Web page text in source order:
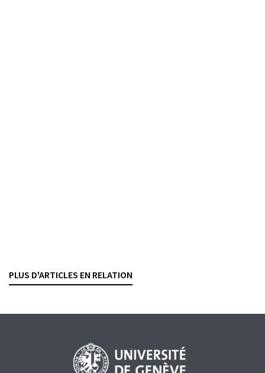
PLUS D'ARTICLES EN RELATION